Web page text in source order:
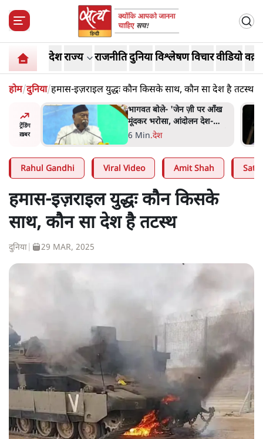
देशराज्य राजनीतिदुनियाविश्लेषणविचारवीडियो
होम/दुनिया/हमास-इज़राइल युद्धः कौन किसके साथ, कौन सा देश है तटस्थ
ट्रेंडिंग
ख़बर
बोले थे-
अतीक अहमद के बेटे अबान अहमद
की सड़क हादसे में मौत, जेल में बंद
भाई से मिलने जा रहे थे
5 Min.उत्तर प्रदेश
Rahul Gandhi Viral Video Amit Shah
हमास-इज़राइल युद्धः कौन किसके
साथ, कौन सा देश है तटस्थ
दुनिया 29 MAR, 2025